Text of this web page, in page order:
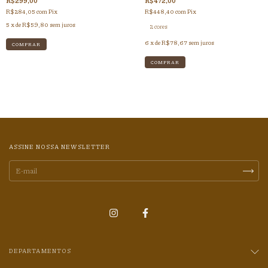
R$284,05 comPix
5 x deR$59,80 sem juros
R$448,40 comPix
2 cores
6 x deR$78,67 sem juros
COMPRAR
ASSINE NOSSA NEWSLETTER
DEPARTAMENTOS